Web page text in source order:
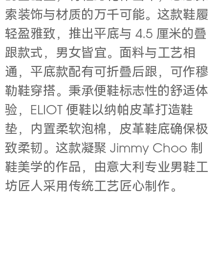
索装饰与材质的万千可能。这款鞋履
轻盈雅致，推出平底与 4.5 厘米的叠
跟款式，男女皆宜。面料与工艺相
通，平底款配有可折叠后跟，可作穆
勒鞋穿搭。秉承便鞋标志性的舒适体
验，ELIOT 便鞋以纳帕皮革打造鞋
垫，内置柔软泡棉，皮革鞋底确保极
致柔韧。这款凝聚 Jimmy Choo 制
鞋美学的作品，由意大利专业男鞋工
坊匠人采用传统工艺匠心制作。